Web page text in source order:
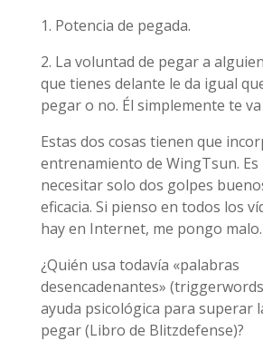
1. Potencia de pegada.
2. La voluntad de pegar a
que tienes delante le da igual
pegar o no. Él simplemente te
Estas dos cosas tienen que
entrenamiento de WingTsun.
necesitar solo dos golpes
eficacia. Si pienso en todos los
hay en Internet, me pongo malo.
¿Quién usa todavía «palabras
desencadenantes»
ayuda psicológica para superar
pegar (Libro de Blitzdefense)?